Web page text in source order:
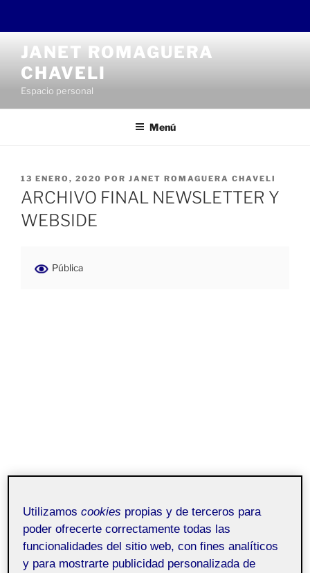
contenido
JANET ROMAGUERA
CHAVELI
Espacio personal
Menú
PUBLICADO
EL
13 ENERO, 2020 POR JANET ROMAGUERA CHAVELI
ARCHIVO FINAL NEWSLETTER Y
WEBSIDE
Pública
Utilizamoscookies propias y de terceros para
poder ofrecerte correctamente todas las
funcionalidades del sitio web, con fines analíticos
y para mostrarte publicidad personalizada de